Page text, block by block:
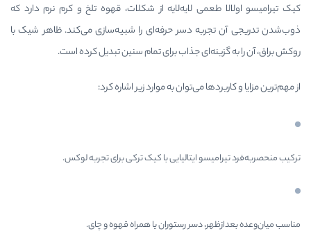
لایه‌لایه از شکلات، قهوه تلخ و کرم نرم دارد که
دسر حرفه‌ای را شبیه‌سازی می‌کند. ظاهر شیک با
جذاب برای تمام سنین تبدیل کرده است.
می‌توان به موارد زیر اشاره کرد:
ایتالیایی با کیک ترکی برای تجربه لوکس.
دسر رستوران یا همراه قهوه و چای.